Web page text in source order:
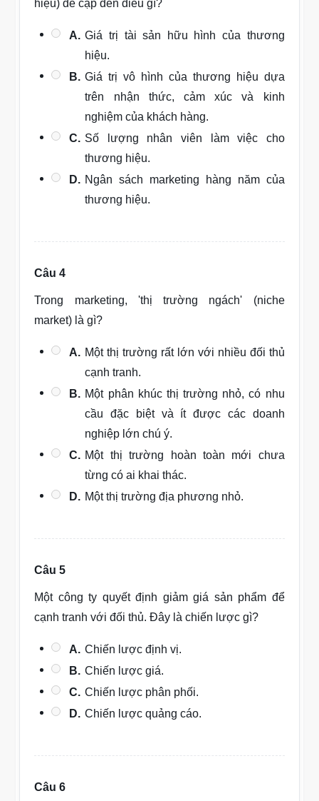
hiệu) đề cập đến điều gì?
A. Giá trị tài sản hữu hình của thương
hiệu.
B. Giá trị vô hình của thương hiệu dựa
trên nhận thức, cảm xúc và kinh
nghiệm của khách hàng.
C. Số lượng nhân viên làm việc cho
thương hiệu.
D. Ngân sách marketing hàng năm của
thương hiệu.
Câu 4
Trong marketing, 'thị trường ngách' (niche
market) là gì?
A. Một thị trường rất lớn với nhiều đối thủ
cạnh tranh.
B. Một phân khúc thị trường nhỏ, có nhu
cầu đặc biệt và ít được các doanh
nghiệp lớn chú ý.
C. Một thị trường hoàn toàn mới chưa
từng có ai khai thác.
D. Một thị trường địa phương nhỏ.
Câu 5
Một công ty quyết định giảm giá sản phẩm để
cạnh tranh với đối thủ. Đây là chiến lược gì?
A. Chiến lược định vị.
B. Chiến lược giá.
C. Chiến lược phân phối.
D. Chiến lược quảng cáo.
Câu 6